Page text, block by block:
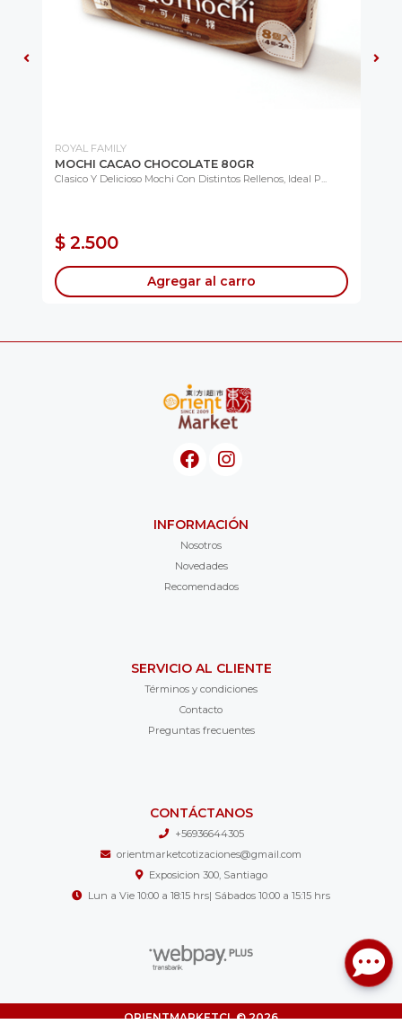
ROYAL FAMILY
MOCHI CACAO CHOCOLATE 80GR
Clasico Y Delicioso Mochi Con Distintos Rellenos, Ideal P...
$ 2.500
Agregar al carro
INFORMACIÓN
Nosotros
Novedades
Recomendados
SERVICIO AL CLIENTE
Términos y condiciones
Contacto
Preguntas frecuentes
CONTÁCTANOS
+56936644305
orientmarketcotizaciones@gmail.com
Exposicion 300, Santiago
Lun a Vie 10:00 a 18:15 hrs| Sábados 10:00 a 15:15 hrs
ORIENTMARKETCL © 2026